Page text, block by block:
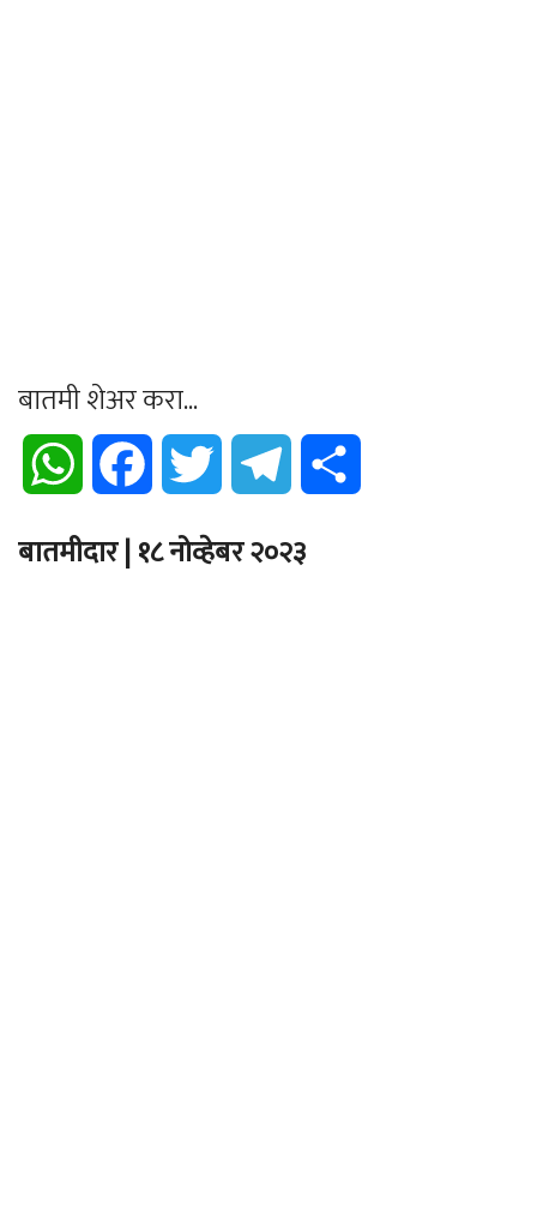
बातमी शेअर करा...
WhatsApp Facebook Twitter Telegram
बातमीदार | १८ नोव्हेबर २०२३